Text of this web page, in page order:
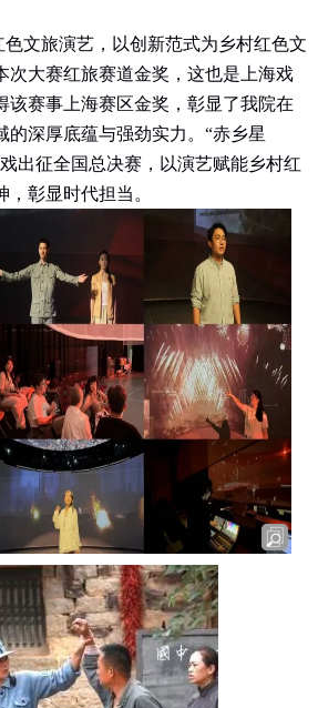
文旅演艺，以创新范式为乡村红色文
次大赛红旅赛道金奖，这也是上海戏
该赛事上海赛区金奖，彰显了我院在
的深厚底蕴与强劲实力。“赤乡星
出征全国总决赛，以演艺赋能乡村红
彰显时代担当。